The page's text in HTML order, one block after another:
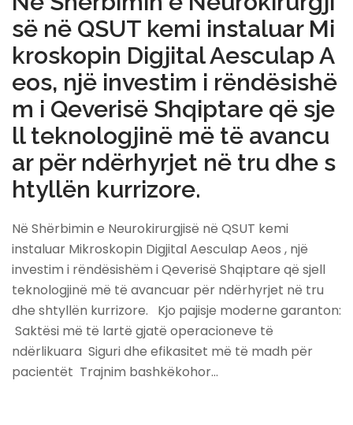
së në QSUT kemi instaluar Mi
kroskopin Digjital Aesculap A
eos, një investim i rëndësishë
m i Qeverisë Shqiptare që sje
ll teknologjinë më të avancu
ar për ndërhyrjet në tru dhe s
htyllën kurrizore.
Në Shërbimin e Neurokirurgjisë në QSUT kemi
instaluar Mikroskopin Digjital Aesculap Aeos , një
investim i rëndësishëm i Qeverisë Shqiptare që sjell
teknologjinë më të avancuar për ndërhyrjet në tru
dhe shtyllën kurrizore. Kjo pajisje moderne garanton:
Saktësi më të lartë gjatë operacioneve të
ndërlikuara Siguri dhe efikasitet më të madh për
pacientët Trajnim bashkëkohor…